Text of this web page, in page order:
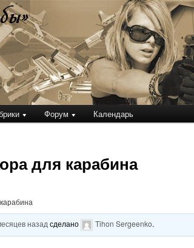
Форум Календарь
для карабина
назадсделано Tihon Sergeenko.